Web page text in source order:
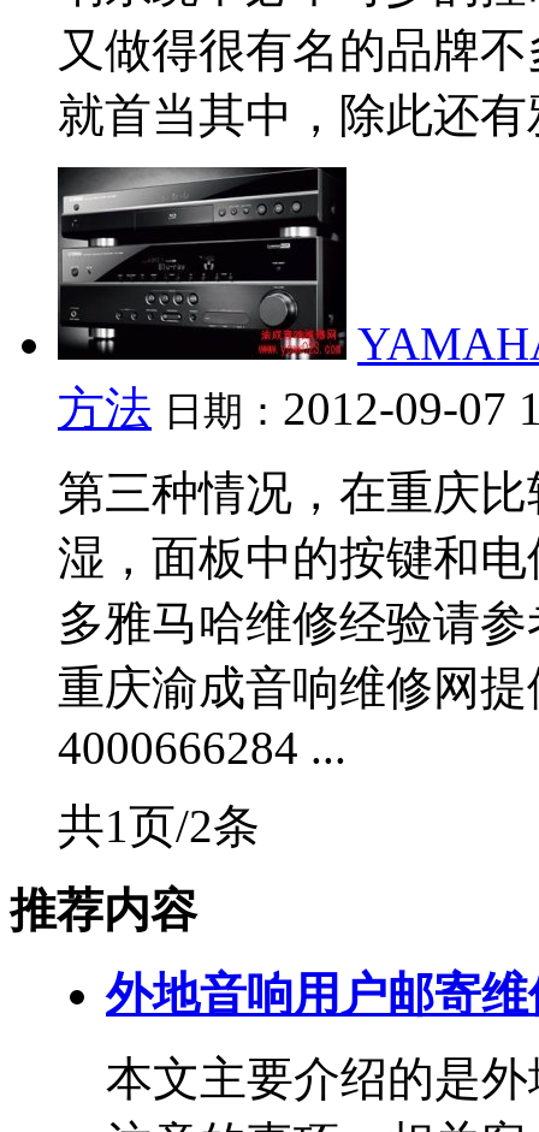
又做得很有名的品牌
就首当其中，除此还
方法 日期： 2012-09-07
第三种情况，在重庆
湿，面板中的按键和
多雅马哈维修经验请
重庆渝成音响维修网
4000666284 ...
共1页/2条
推荐内容
外地音响用户邮寄
本文主要介绍的是